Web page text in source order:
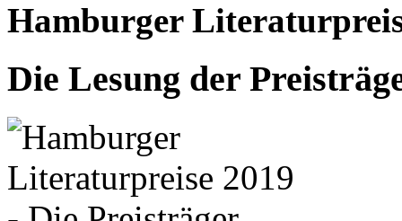
Hamburger
Die Lesung der